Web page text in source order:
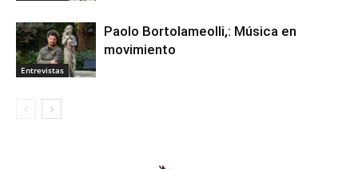
Entrevistas
Paolo Bortolameolli,: Música en
movimiento